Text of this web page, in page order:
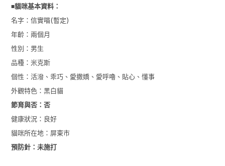
■貓咪基本資料：
名字：信實喵(暫定)
年齡：兩個月
性別：男生
品種：米克斯
個性：活潑、乖巧、愛撒嬌、愛呼嚕、貼心、懂事
外觀特色：黑白貓
節育與否：否
健康狀況：良好
貓咪所在地：屏東市
預防針：未施打